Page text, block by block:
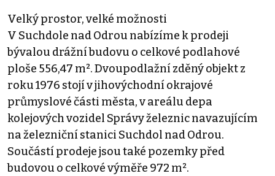
Velký prostor, velké možnosti
V Suchdole nad Odrou nabízíme k prodeji
bývalou drážní budovu o celkové podlahové
ploše 556,47 m². Dvoupodlažní zděný objekt z
roku 1976 stojí v jihovýchodní okrajové
průmyslové části města, v areálu depa
kolejových vozidel Správy železnic navazujícím
na železniční stanici Suchdol nad Odrou.
Součástí prodeje jsou také pozemky před
budovou o celkové výměře 972 m².